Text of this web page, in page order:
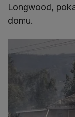
Longwood,
domu.